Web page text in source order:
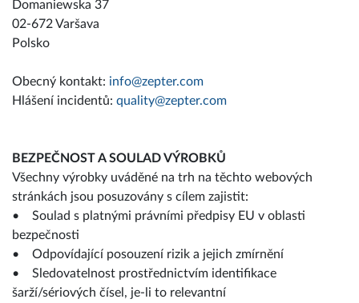
Domaniewska 37
02-672 Varšava
Polsko
Obecný kontakt: info@zepter.com
Hlášení incidentů: quality@zepter.com
BEZPEČNOST A SOULAD VÝROBKŮ
Všechny výrobky uváděné na trh na těchto webových
stránkách jsou posuzovány s cílem zajistit:
• Soulad s platnými právními předpisy EU v oblasti
bezpečnosti
• Odpovídající posouzení rizik a jejich zmírnění
• Sledovatelnost prostřednictvím identifikace
šarží/sériových čísel, je-li to relevantní